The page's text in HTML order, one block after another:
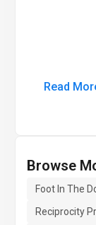
Read
Browse
Foot In The
Reciprocity